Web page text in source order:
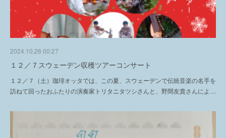
2024.10.26 00:27
１２／７スウェーデン収穫ツアーコンサート
１２／７（土）珈琲オッタでは、この夏、スウェーデンで伝統音楽の名手を
訪ねて回ったおふたりの演奏家トリタニタツシさんと、野間友貴さんによ…